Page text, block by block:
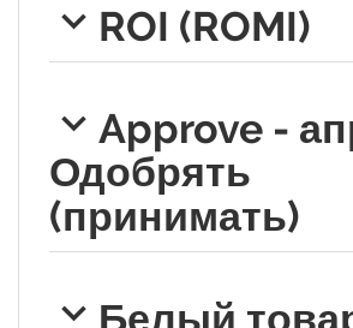
ROI (ROMI)
Approve -
Одобрять
(принимать)
Белый